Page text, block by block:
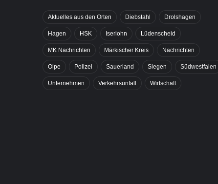
Aktuelles aus den Orten Diebstahl Drolshagen
Hagen HSK Iserlohn Lüdenscheid
MK Nachrichten Märkischer Kreis Nachrichten
Olpe Polizei Sauerland Siegen Südwestfalen
Unternehmen Verkehrsunfall Wirtschaft